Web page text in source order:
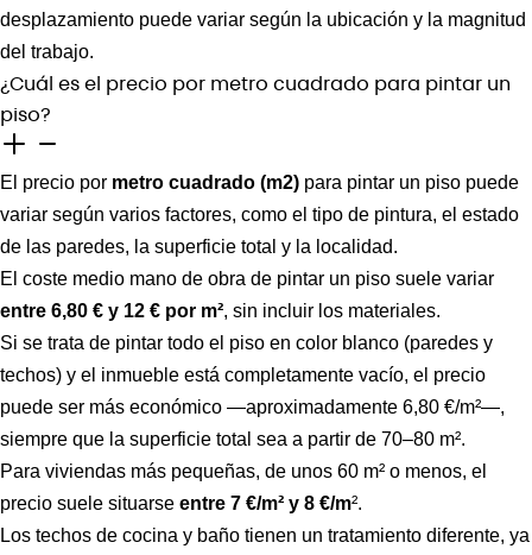
desplazamiento puede variar según la ubicación y la magnitud
del trabajo.
¿Cuál es el precio por metro cuadrado para pintar un
piso?
El precio por metro cuadrado (m2) para pintar un piso puede
variar según varios factores, como el tipo de pintura, el estado
de las paredes, la superficie total y la localidad.
El coste medio mano de obra de pintar un piso suele variar
entre 6,80 € y 12 € por m², sin incluir los materiales.
Si se trata de pintar todo el piso en color blanco (paredes y
techos) y el inmueble está completamente vacío, el precio
puede ser más económico —aproximadamente 6,80 €/m²—,
siempre que la superficie total sea a partir de 70–80 m².
Para viviendas más pequeñas, de unos 60 m² o menos, el
precio suele situarse entre 7 €/m² y 8 €/m².
Los techos de cocina y baño tienen un tratamiento diferente, ya